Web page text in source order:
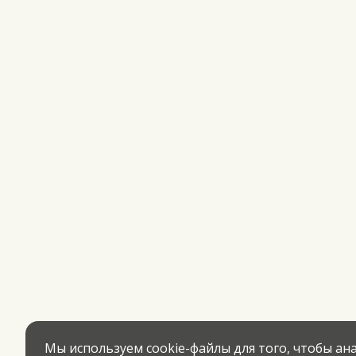
Мы используем cookie-файлы для того, чтобы